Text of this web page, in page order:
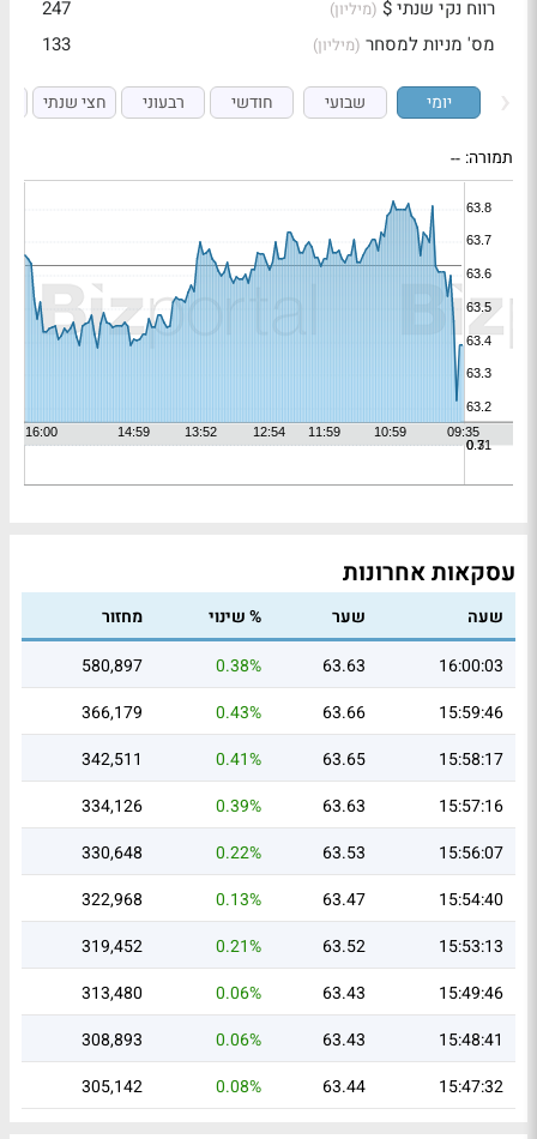
רווח נקי שנתי $ (מיליון)
247
מס' מניות למסחר (מיליון) 133
יומי שבועי חודשי רבעוני חצי שנתי
תמורה: --
עסקאות אחרונות
שעה שער % שינוי
מחזור
16:00:03
63.63
0.38%
580,897
15:59:46
63.66
0.43%
366,179
15:58:17
63.65
0.41%
342,511
15:57:16
63.63
0.39%
334,126
15:56:07
63.53
0.22%
330,648
15:54:40
63.47
0.13%
322,968
15:53:13
63.52
0.21%
319,452
15:49:46
63.43
0.06%
313,480
15:48:41
63.43
0.06%
308,893
15:47:32
63.44
0.08%
305,142